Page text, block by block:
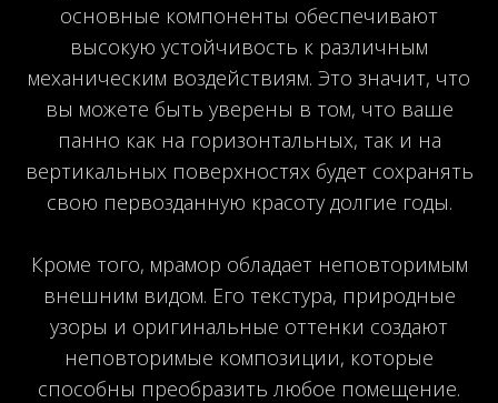
основные компоненты обеспечивают
высокую устойчивость к различным
механическим воздействиям. Это значит, что
вы можете быть уверены в том, что ваше
панно как на горизонтальных, так и на
вертикальных поверхностях будет сохранять
свою первозданную красоту долгие годы.
Кроме того, мрамор обладает неповторимым
внешним видом. Его текстура, природные
узоры и оригинальные оттенки создают
неповторимые композиции, которые
способны преобразить любое помещение.